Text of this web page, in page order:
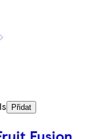
Přidat